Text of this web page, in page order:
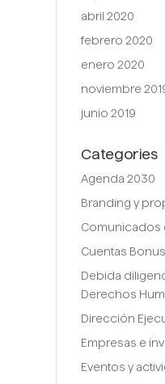
abril 2020
febrero 2020
enero 2020
noviembre
junio 2019
Categories
Agenda 2030
Branding y
Comunicados
Cuentas Bonus
Debida
Derechos
Dirección
Empresas e
Eventos y